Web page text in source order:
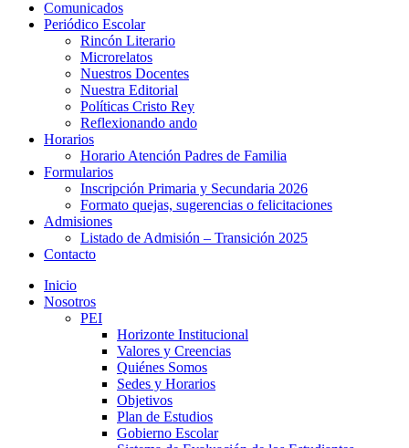
Comunicados
Periódico Escolar
Rincón Literario
Microrelatos
Nuestros Docentes
Nuestra Editorial
Políticas Cristo Rey
Reflexionando ando
Horarios
Horario Atención Padres de Familia
Formularios
Inscripción Primaria y Secundaria 2026
Formato quejas, sugerencias o felicitaciones
Admisiones
Listado de Admisión – Transición 2025
Contacto
Inicio
Nosotros
PEI
Horizonte Institucional
Valores y Creencias
Quiénes Somos
Sedes y Horarios
Objetivos
Plan de Estudios
Gobierno Escolar